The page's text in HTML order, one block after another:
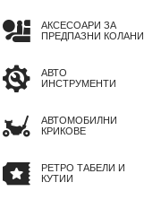
АКСЕСОАРИ ЗА
ПРЕДПАЗНИ КОЛАНИ
АВТО
ИНСТРУМЕНТИ
АВТОМОБИЛНИ
КРИКОВЕ
РЕТРО ТАБЕЛИ И
КУТИИ